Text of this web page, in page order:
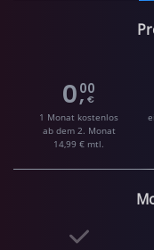
0,00
€
1 Monat kostenlos
ab dem 2. Monat
14,99 € mtl.